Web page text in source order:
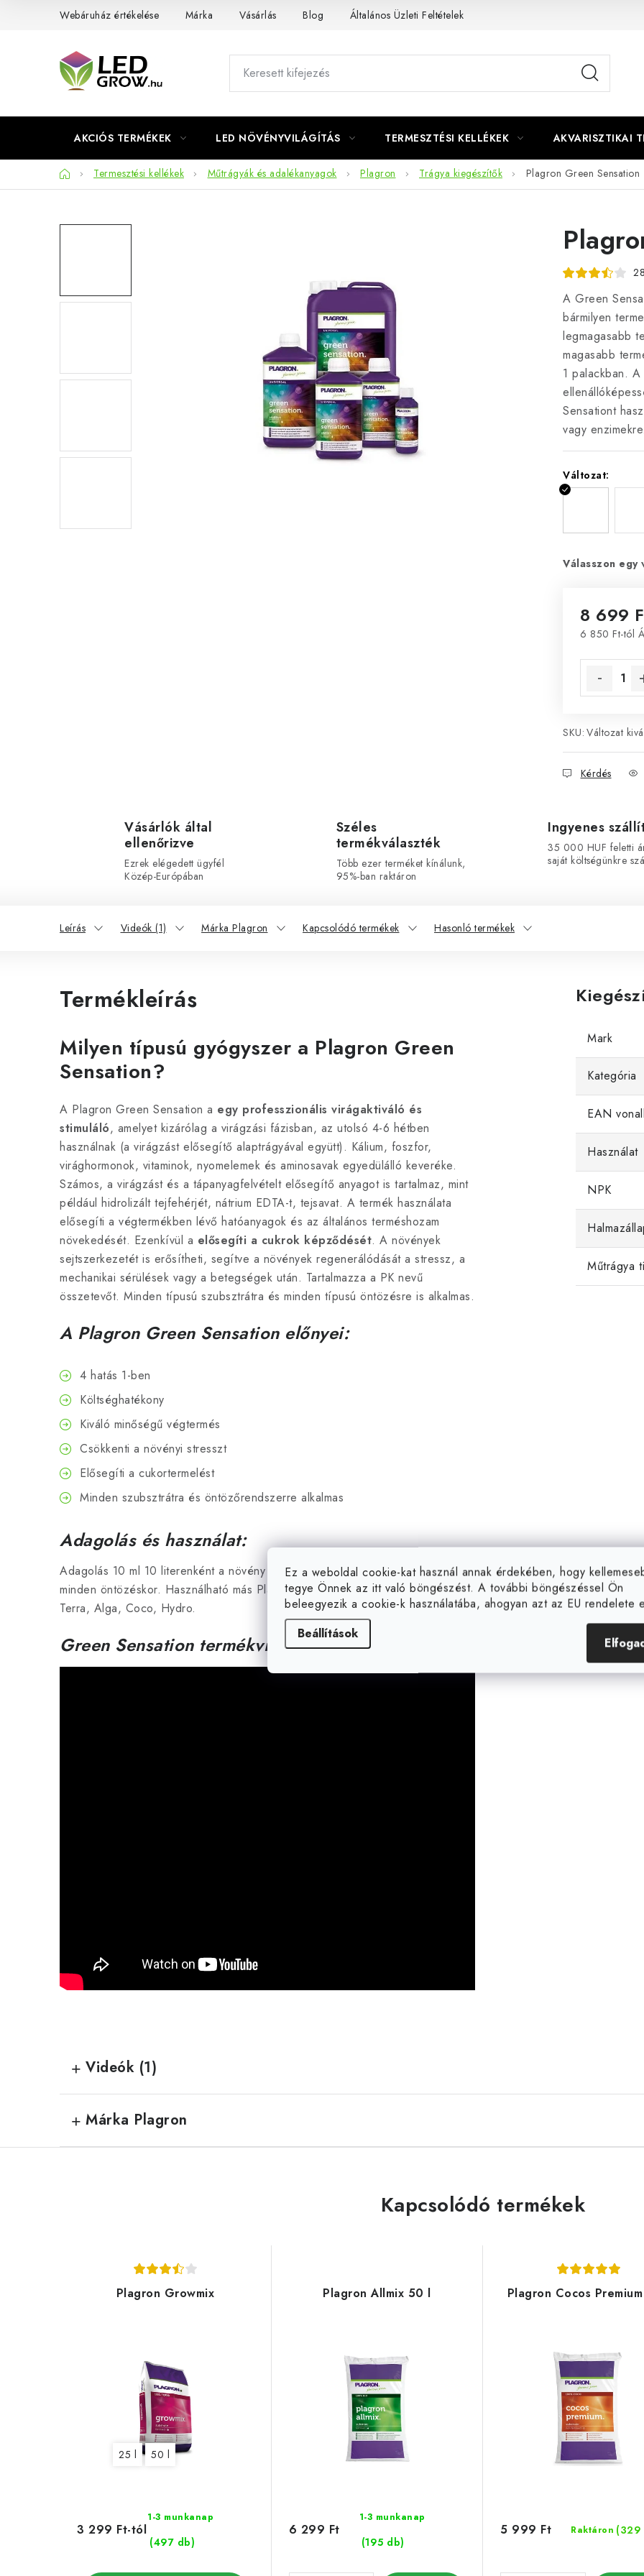
Ez a weboldal cookie-kat használ annak érdekében, hogy
tegye Önnek az itt való böngészést. A további böngészéssel Ön
beleegyezik a cookie-k használatába, ahogyan azt az EU rendelete
Beállítások
Webáruház értékelése Márka Vásárlás Blog Általános Üzleti Feltételek
AKCIÓS TERMÉKEK LED NÖVÉNYVILÁGÍTÁS TERMESZTÉSI KELLÉKEK AKVARISZTIKAI
KezdőlapTermesztési kellékek Műtrágyák és adalékanyagok Plagron Trágya kiegészítők Plagron Green Sensation
A Green
bármilyen
legmagasabb
magasabb
1 palackban.
Sensationt
vagy
Változat:
Válasszon
8 699
6 850 Ft-tól
SKU: Változat
Kérdés
Vásárlók által
ellenőrizve
Ezrek elégedett ügyfél
Közép-Európában
Széles
termékválaszték
Több ezer terméket kínálunk,
95%-ban raktáron
Ingyenes
35 000 HUF feletti
saját költségünkre
Leírás Videók (1) Márka Plagron Kapcsolódó termékek Hasonló termékek
Termékleírás
Milyen típusú gyógyszer a Plagron Green
Sensation?
A Plagron Green Sensation a egy professzionális virágaktiváló és
stimuláló, amelyet kizárólag a virágzási fázisban, az utolsó 4-6 hétben
használnak (a virágzást elősegítő alaptrágyával együtt). Kálium, foszfor,
virághormonok, vitaminok, nyomelemek és aminosavak egyedülálló keveréke.
Számos, a virágzást és a tápanyagfelvételt elősegítő anyagot is tartalmaz, mint
például hidrolizált tejfehérjét, nátrium EDTA-t, tejsavat. A termék használata
elősegíti a végtermékben lévő hatóanyagok és az általános terméshozam
növekedését. Ezenkívül a elősegíti a cukrok képződését. A növények
sejtszerkezetét is erősítheti, segítve a növények regenerálódását a stressz, a
mechanikai sérülések vagy a betegségek után. Tartalmazza a PK nevű
összetevőt. Minden típusú szubsztrátra és minden típusú öntözésre is alkalmas.
A Plagron Green Sensation előnyei:
4 hatás 1-ben
Költséghatékony
Kiváló minőségű végtermés
Csökkenti a növényi stresszt
Elősegíti a cukortermelést
Minden szubsztrátra és öntözőrendszerre alkalmas
Adagolás és használat:
Adagolás 10 ml 10 literenként a növény virágzási szakaszának 3-4. hetétől
minden öntözéskor. Használható más Plagron műtrágyákkal is, mint például
Terra, Alga, Coco, Hydro.
Green Sensation termékvideó:
Mark
Kategória
EAN
Használat
NPK
Műtrágya
Videók (1)
Márka Plagron
Kapcsolódó termékek
Plagron Growmix
25 l 50 l
1-3 munkanap
(497 db)
3 299 Ft-tól
Plagron Allmix 50 l
1-3 munkanap
(195 db)
6 299 Ft
Plagron Cocos
Raktáron (329
5 999 Ft